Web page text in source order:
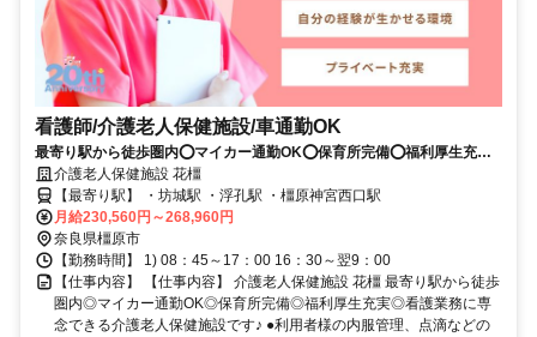
看護師/介護老人保健施設/車通勤OK
最寄り駅から徒歩圏内⭕マイカー通勤OK⭕保育所完備⭕福利厚生充実
⭕看護業務に専念できる介護老人保健施設です✨
介護老人保健施設 花橿
【最寄り駅】 ・坊城駅 ・浮孔駅 ・橿原神宮西口駅
月給230,560円～268,960円
奈良県橿原市
【勤務時間】 1) 08：45～17：00 16：30～翌9：00
【仕事内容】 【仕事内容】 介護老人保健施設 花橿 最寄り駅から徒歩
圏内◎マイカー通勤OK◎保育所完備◎福利厚生充実◎看護業務に専
念できる介護老人保健施設です♪ ●利用者様の内服管理、点滴などの